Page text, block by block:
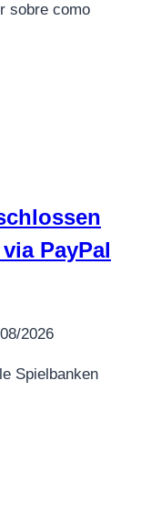
sobre como
PayPal
2026
Spielbanken